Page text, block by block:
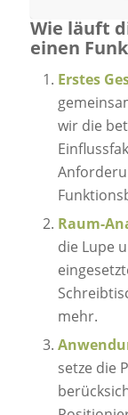
Wie läuft
einen
Erstes
wir die
Raum-
die Lupe
mehr.
setze die